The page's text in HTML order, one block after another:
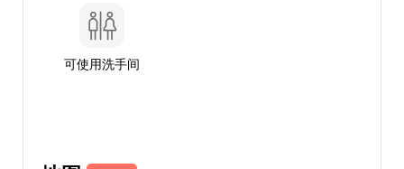
可使用洗手间